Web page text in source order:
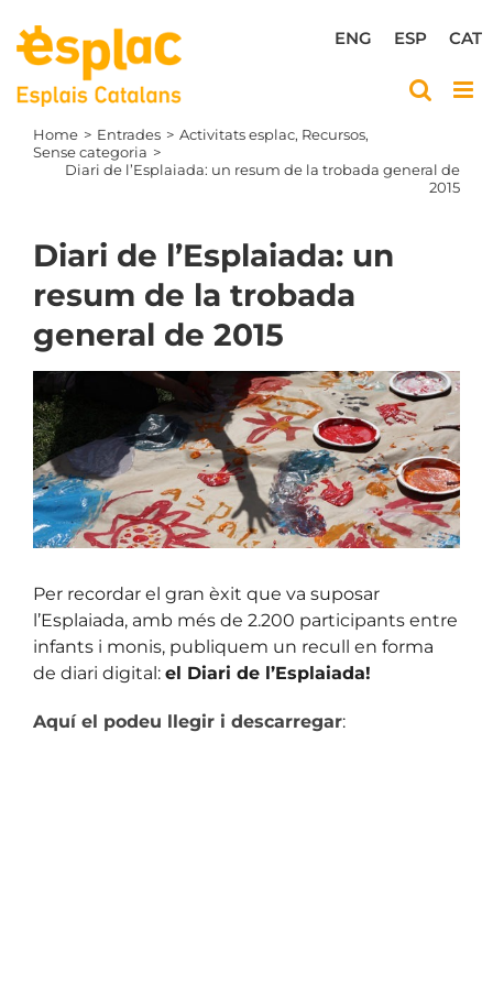
content
CAT
ESP
ENG
Home Entrades Activitats esplac Recursos
Sense categoria
Diari de l’Esplaiada: un resum de la trobada general de
2015
Diari de l’Esplaiada: un
resum de la trobada
general de 2015
View
Larger
Image
Per recordar el gran èxit que va suposar
l’Esplaiada, amb més de 2.200 participants entre
infants i monis, publiquem un recull en forma
de diari digital: el Diari de l’Esplaiada!
Aquí el podeu llegir i descarregar: